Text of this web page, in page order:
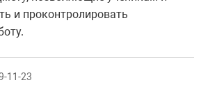
и проконтролировать
11-23